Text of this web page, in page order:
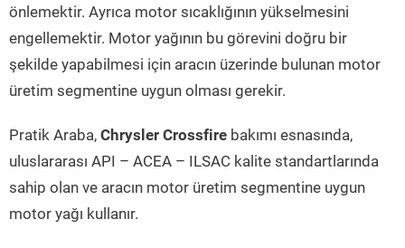
önlemektir. Ayrıca motor sıcaklığının yükselmesini
engellemektir. Motor yağının bu görevini doğru bir
şekilde yapabilmesi için aracın üzerinde bulunan motor
üretim segmentine uygun olması gerekir.
Pratik Araba, Chrysler Crossfire bakımı esnasında,
uluslararası API – ACEA – ILSAC kalite standartlarında
sahip olan ve aracın motor üretim segmentine uygun
motor yağı kullanır.